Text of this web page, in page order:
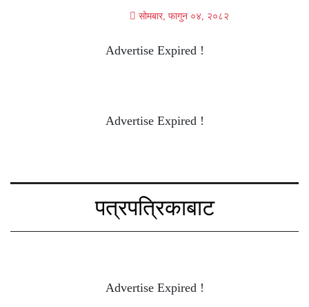
सोमबार, फागुन ०४, २०८२
Advertise Expired !
Advertise Expired !
पत्रपत्रिकाबाट
Advertise Expired !